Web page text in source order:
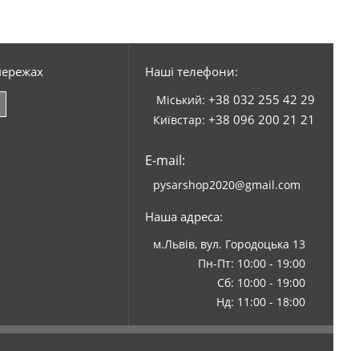
Наші телефони:
Міський: +38 032 255 42 29
Київстар: +38 096 200 21 21
E-mail:
pysarshop2020@gmail.com
Наша адреса:
м.Львів, вул. Городоцька 13
Пн-Пт: 10:00 - 19:00
Сб: 10:00 - 19:00
Нд: 11:00 - 18:00